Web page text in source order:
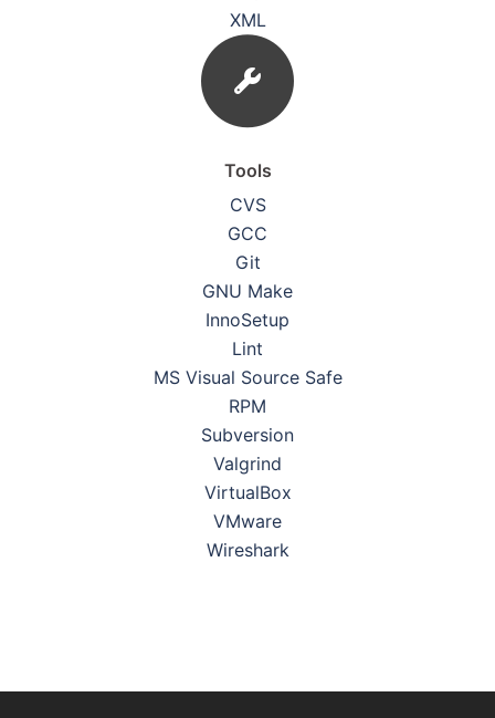
XML
Tools
CVS
GCC
Git
GNU Make
InnoSetup
Lint
MS Visual Source Safe
RPM
Subversion
Valgrind
VirtualBox
VMware
Wireshark